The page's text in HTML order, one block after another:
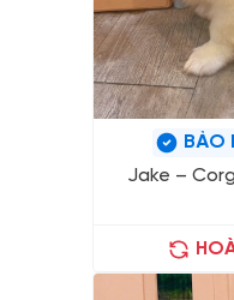
BẢO
Jake –